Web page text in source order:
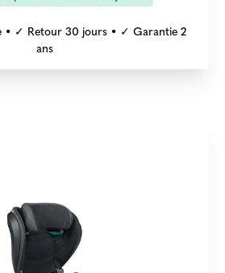
• ✓ Retour 30 jours • ✓ Garantie 2
ans